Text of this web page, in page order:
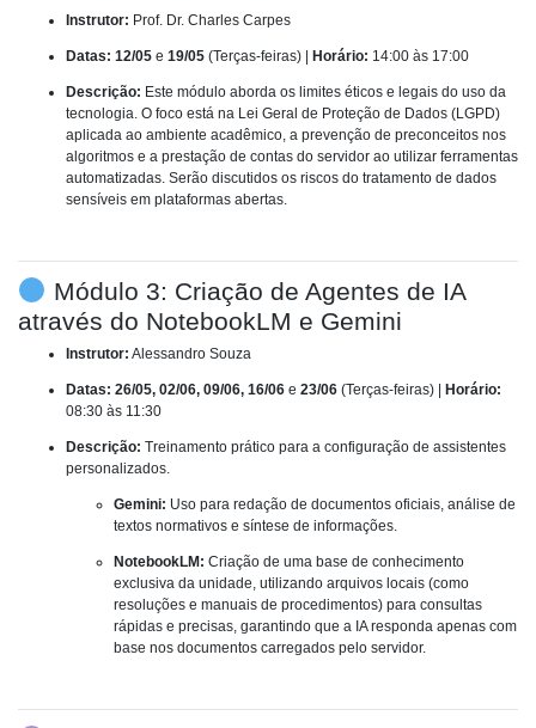
Instrutor: Prof. Dr. Charles Carpes
Datas: 12/05 e 19/05 (Terças-feiras) | Horário: 14:00 às 17:00
Descrição: Este módulo aborda os limites éticos e legais do uso da
tecnologia. O foco está na Lei Geral de Proteção de Dados (LGPD)
aplicada ao ambiente acadêmico, a prevenção de preconceitos nos
algoritmos e a prestação de contas do servidor ao utilizar ferramentas
automatizadas. Serão discutidos os riscos do tratamento de dados
sensíveis em plataformas abertas.
Módulo 3: Criação de Agentes de IA
através do NotebookLM e Gemini
Instrutor: Alessandro Souza
Datas: 26/05, 02/06, 09/06, 16/06 e 23/06 (Terças-feiras) | Horário:
08:30 às 11:30
Descrição: Treinamento prático para a configuração de assistentes
personalizados.
Gemini: Uso para redação de documentos oficiais, análise de
textos normativos e síntese de informações.
NotebookLM: Criação de uma base de conhecimento
exclusiva da unidade, utilizando arquivos locais (como
resoluções e manuais de procedimentos) para consultas
rápidas e precisas, garantindo que a IA responda apenas com
base nos documentos carregados pelo servidor.